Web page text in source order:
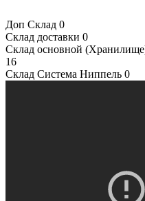
Доп Склад 0
Склад доставки 0
Склад основной
16
Склад Система Ниппель 0